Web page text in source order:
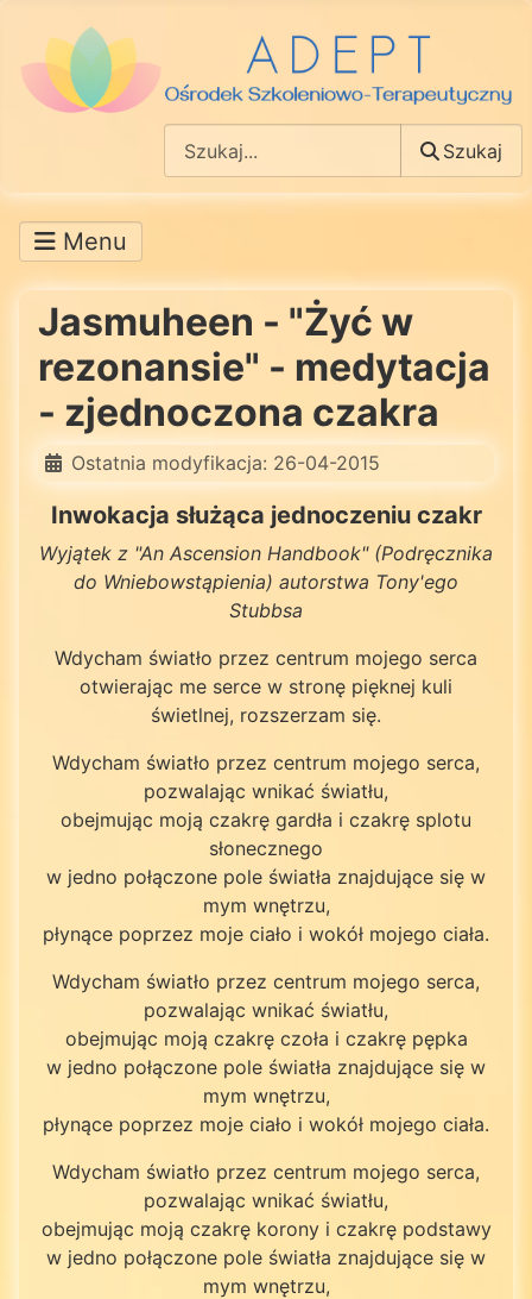
Szukaj
Jasmuheen - "Żyć w
rezonansie" - medytacja
- zjednoczona czakra
Ostatnia modyfikacja: 26-04-2015
Inwokacja służąca jednoczeniu czakr
Wyjątek z "An Ascension Handbook" (Podręcznika
do Wniebowstąpienia) autorstwa Tony'ego
Stubbsa
Wdycham światło przez centrum mojego serca
otwierając me serce w stronę pięknej kuli
świetlnej, rozszerzam się.
Wdycham światło przez centrum mojego serca,
pozwalając wnikać światłu,
obejmując moją czakrę gardła i czakrę splotu
słonecznego
w jedno połączone pole światła znajdujące się w
mym wnętrzu,
płynące poprzez moje ciało i wokół mojego ciała.
Wdycham światło przez centrum mojego serca,
pozwalając wnikać światłu,
obejmując moją czakrę czoła i czakrę pępka
w jedno połączone pole światła znajdujące się w
mym wnętrzu,
płynące poprzez moje ciało i wokół mojego ciała.
Wdycham światło przez centrum mojego serca,
pozwalając wnikać światłu,
obejmując moją czakrę korony i czakrę podstawy
w jedno połączone pole światła znajdujące się w
mym wnętrzu,